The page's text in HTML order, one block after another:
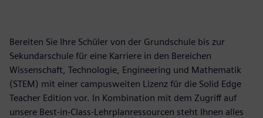
Bereiten Sie Ihre Schüler von der Grundschule bis zur
Sekundarschule für eine Karriere in den Bereichen
Wissenschaft, Technologie, Engineering und Mathematik
(STEM) mit einer campusweiten Lizenz für die Solid Edge
Teacher Edition vor. In Kombination mit dem Zugriff auf
unsere Best-in-Class-Lehrplanressourcen steht Ihnen alles